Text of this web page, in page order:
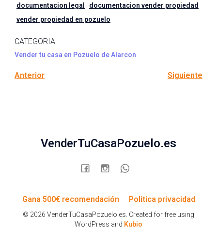
documentacion legal
documentacion vender propiedad
vender propiedad en pozuelo
CATEGORIA
Vender tu casa en Pozuelo de Alarcon
Anterior Siguiente
VenderTuCasaPozuelo.es
Gana 500€ recomendación Politica privacidad
© 2026 VenderTuCasaPozuelo.es. Created for free using
WordPress and Kubio